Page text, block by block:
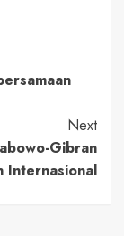
Next
Gibran
Internasional